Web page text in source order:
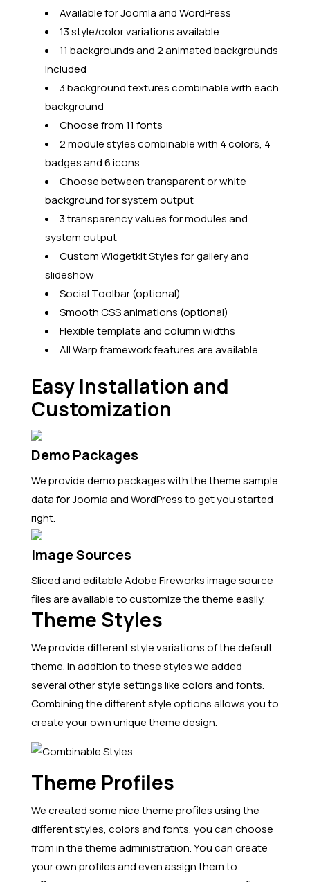
Available for Joomla and WordPress
13 style/color variations available
11 backgrounds and 2 animated backgrounds
included
3 background textures combinable with each
background
Choose from 11 fonts
2 module styles combinable with 4 colors, 4
badges and 6 icons
Choose between transparent or white
background for system output
3 transparency values for modules and
system output
Custom Widgetkit Styles for gallery and
slideshow
Social Toolbar (optional)
Smooth CSS animations (optional)
Flexible template and column widths
All Warp framework features are available
Easy Installation and
Customization
Demo Packages
We provide demo packages with the theme sample
data for Joomla and WordPress to get you started
right.
Image Sources
Sliced and editable Adobe Fireworks image source
files are available to customize the theme easily.
Theme Styles
We provide different style variations of the default
theme. In addition to these styles we added
several other style settings like colors and fonts.
Combining the different style options allows you to
create your own unique theme design.
Theme Profiles
We created some nice theme profiles using the
different styles, colors and fonts, you can choose
from in the theme administration. You can create
your own profiles and even assign them to